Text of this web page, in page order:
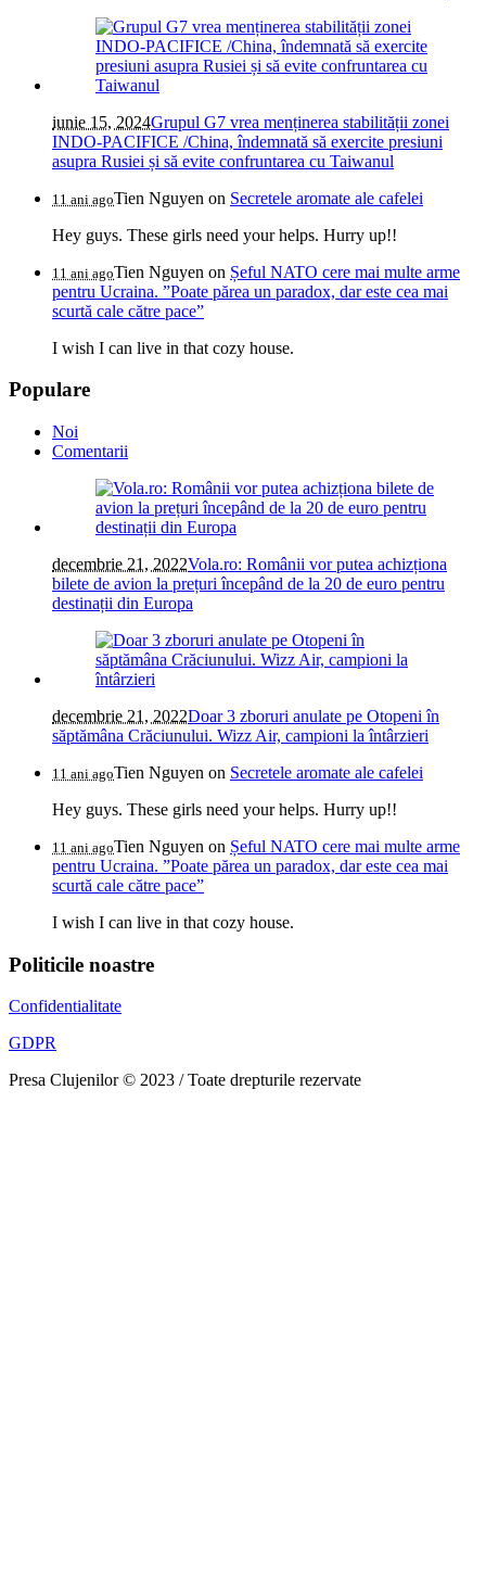
iunie 15, 2024Grupul G7 vrea menținerea stabilității zonei
INDO-PACIFICE /China, îndemnată să exercite presiuni
asupra Rusiei și să evite confruntarea cu Taiwanul
11 ani agoTien Nguyen on Secretele aromate ale cafelei
Hey guys. These girls need your helps. Hurry up!!
11 ani agoTien Nguyen on Șeful NATO cere mai multe arme
pentru Ucraina. ”Poate părea un paradox, dar este cea mai
scurtă cale către pace”
I wish I can live in that cozy house.
Populare
Noi
Comentarii
decembrie 21, 2022Vola.ro: Românii vor putea achizționa
bilete de avion la prețuri începând de la 20 de euro pentru
destinații din Europa
decembrie 21, 2022Doar 3 zboruri anulate pe Otopeni în
săptămâna Crăciunului. Wizz Air, campioni la întârzieri
11 ani agoTien Nguyen on Secretele aromate ale cafelei
Hey guys. These girls need your helps. Hurry up!!
11 ani agoTien Nguyen on Șeful NATO cere mai multe arme
pentru Ucraina. ”Poate părea un paradox, dar este cea mai
scurtă cale către pace”
I wish I can live in that cozy house.
Politicile noastre
Confidentialitate
GDPR
Presa Clujenilor © 2023 / Toate drepturile rezervate